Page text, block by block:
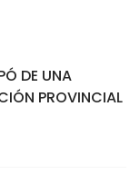
DE UNA
PROVINCIAL